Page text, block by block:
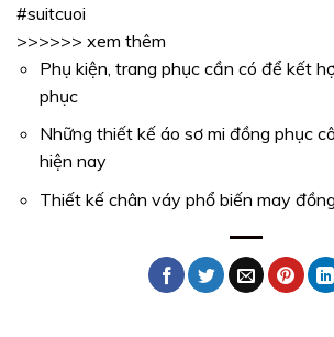
#suitcuoi
>>>>>> xem thêm
Phụ kiện, trang phục cần có để kết
phục
Những thiết kế áo sơ mi đồng phục
hiện nay
Thiết kế chân váy phổ biến may